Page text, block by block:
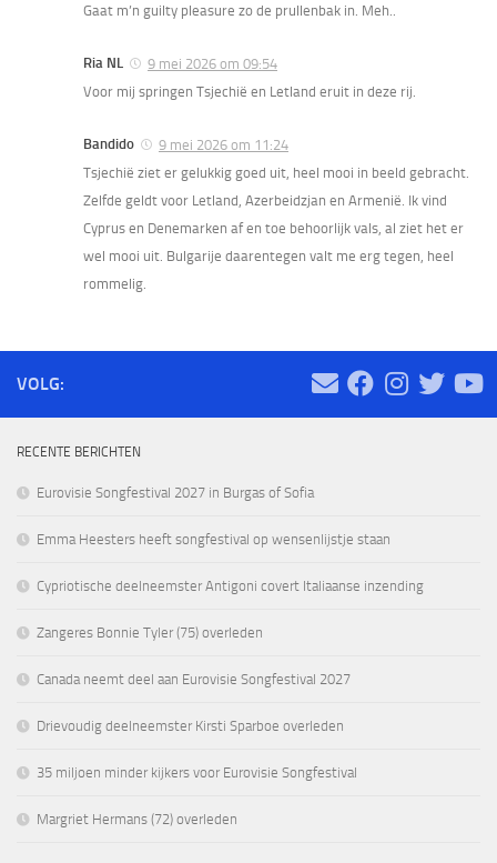
Gaat m’n guilty pleasure zo de prullenbak in. Meh..
Ria NL
9 mei 2026 om 09:54
Voor mij springen Tsjechië en Letland eruit in deze rij.
Bandido
9 mei 2026 om 11:24
Tsjechië ziet er gelukkig goed uit, heel mooi in beeld gebracht.
Zelfde geldt voor Letland, Azerbeidzjan en Armenië. Ik vind
Cyprus en Denemarken af en toe behoorlijk vals, al ziet het er
wel mooi uit. Bulgarije daarentegen valt me erg tegen, heel
rommelig.
VOLG:
RECENTE BERICHTEN
Eurovisie Songfestival 2027 in Burgas of Sofia
Emma Heesters heeft songfestival op wensenlijstje staan
Cypriotische deelneemster Antigoni covert Italiaanse inzending
Zangeres Bonnie Tyler (75) overleden
Canada neemt deel aan Eurovisie Songfestival 2027
Drievoudig deelneemster Kirsti Sparboe overleden
35 miljoen minder kijkers voor Eurovisie Songfestival
Margriet Hermans (72) overleden